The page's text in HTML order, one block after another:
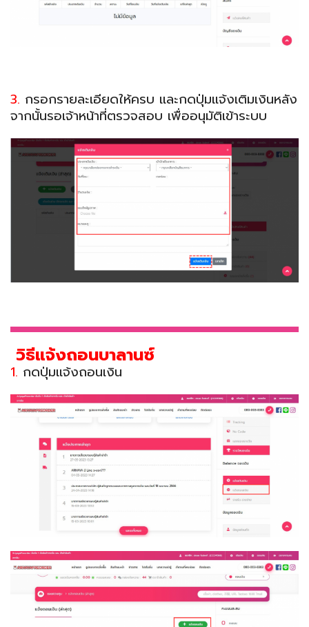
3. กรอกรายละเอียดให้ครบ และกดปุ่มแจ้งเติมเงินหลัง
จากนั้นรอเจ้าหน้าที่ตรวจสอบ เพื่ออนุมัติเข้าระบบ
วิธีแจ้งถอนบาลานซ์
1. กดปุ่มแจ้งถอนเงิน